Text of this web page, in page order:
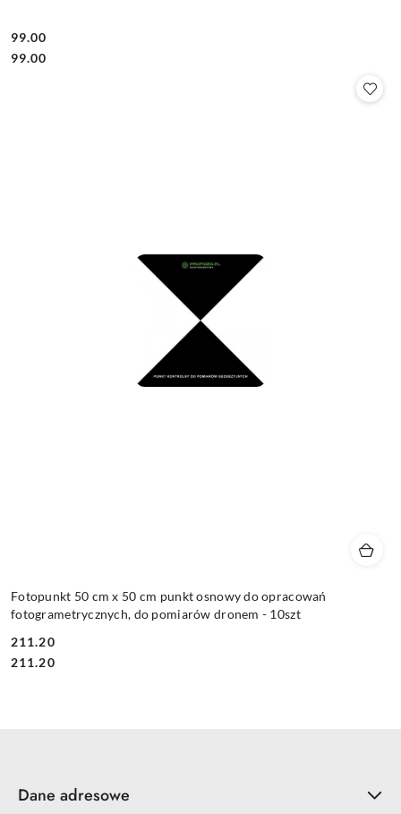
Cena:
99.00
Cena:
99.00
Fotopunkt 50 cm x 50 cm punkt osnowy do opracowań
fotogrametrycznych, do pomiarów dronem - 10szt
Cena:
211.20
Cena:
211.20
Dane adresowe